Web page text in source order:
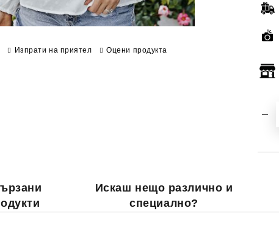
Изпрати на приятел Оцени продукта
Искаш нещо различно и
специално?